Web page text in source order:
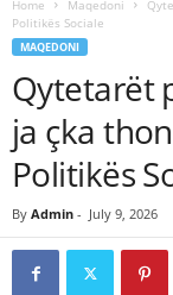
Home Maqedoni
Politikës Sociale
MAQEDONI
Qytetarët
ja çka
Politikës
By Admin - July 9, 2026